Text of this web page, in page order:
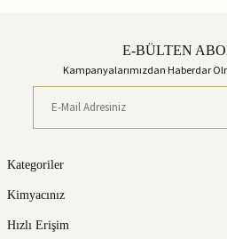
E-BÜLTEN
Kampanyalarımızdan Haberdar
Kategoriler
Kimyacınız
Hızlı Erişim